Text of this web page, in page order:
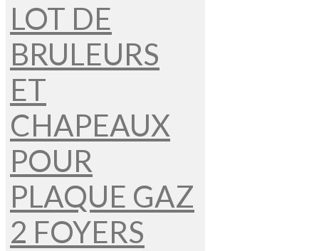
LOT DE
BRULEURS
ET
CHAPEAUX
POUR
PLAQUE GAZ
2 FOYERS